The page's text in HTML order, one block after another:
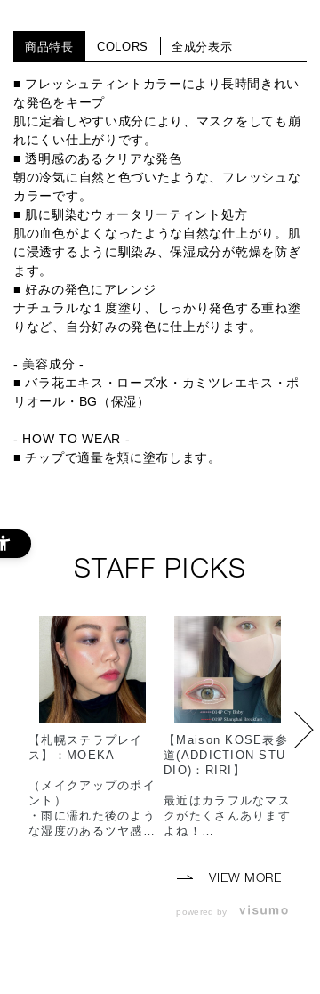
商品特長 COLORS 全成分表示
■ フレッシュティントカラーにより長時間きれい
な発色をキープ
肌に定着しやすい成分により、マスクをしても崩
れにくい仕上がりです。
■ 透明感のあるクリアな発色
朝の冷気に自然と色づいたような、フレッシュな
カラーです。
■ 肌に馴染むウォータリーティント処方
肌の血色がよくなったような自然な仕上がり。肌
に浸透するように馴染み、保湿成分が乾燥を防ぎ
ます。
■ 好みの発色にアレンジ
ナチュラルな１度塗り、しっかり発色する重ね塗
りなど、自分好みの発色に仕上がります。
- 美容成分 -
■ バラ花エキス・ローズ水・カミツレエキス・ポ
リオール・BG（保湿）
- HOW TO WEAR -
■ チップで適量を頬に塗布します。
STAFF PICKS
【札幌ステラプレイ
ス】：MOEKA
（メイクアップのポイ
ント）
・雨に濡れた後のよう
な湿度のあるツヤ感。
【Maison KOSE表参
道(ADDICTION STU
DIO)：RIRI】
最近はカラフルなマス
クがたくさんあります
よね！
させていただきます。
ピンク色のマスクに合
【
VIEW MORE
powered by